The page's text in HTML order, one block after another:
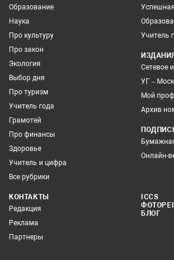
Образование
Наука
Про культуру
Про закон
Экология
Выбор дня
Про туризм
Учитель года
Грамотей
Про финансы
Здоровье
Учитель и цифра
Все рубрики
Учитель
Сетевое
УГ –
Мой
Архив
Онлайн-
КОНТАКТЫ
Редакция
Реклама
Партнеры
ICCS
БЛОГ